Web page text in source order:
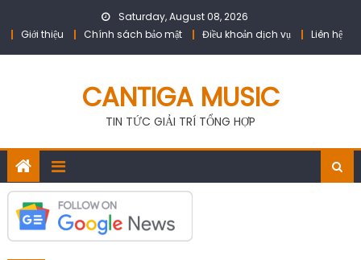
Saturday, August 08, 2026
Giới thiệu
Chính sách bảo mật Điều khoản dịch vụ Liên hệ
CANTIGA MUSIC
TIN TỨC GIẢI TRÍ TỔNG HỢP